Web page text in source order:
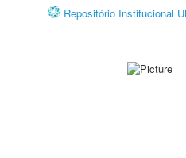
Repositório Institucional